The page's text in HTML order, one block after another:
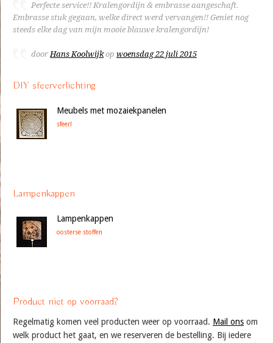
Perfecte service!! Kralengordijn & embrasse aangeschaft.
Embrasse stuk gegaan, welke direct werd vervangen!! Geniet nog
steeds elke dag van mijn mooie blauwe kralengordijn!
doorHans Koolwijkop woensdag 22 juli 2015
DIY sfeerverlichting
Meubels met mozaiekpanelen
sfeer!
Lampenkappen
Lampenkappen
oosterse stoffen
Product niet op voorraad?
Regelmatig komen veel producten weer op voorraad. Mail ons om
welk product het gaat, en we reserveren de bestelling. Bij iedere